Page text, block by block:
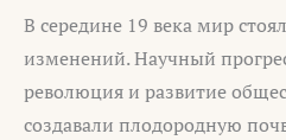
В середине 19 века мир
изменений. Научный
революция и развитие
создавали плодородную